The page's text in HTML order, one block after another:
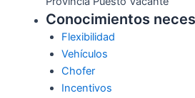
Conocimientos
Flexibilidad
Vehículos
Chofer
Incentivos